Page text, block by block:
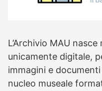
L’Archivio MAU
unicamente digitale,
immagini e
nucleo museale